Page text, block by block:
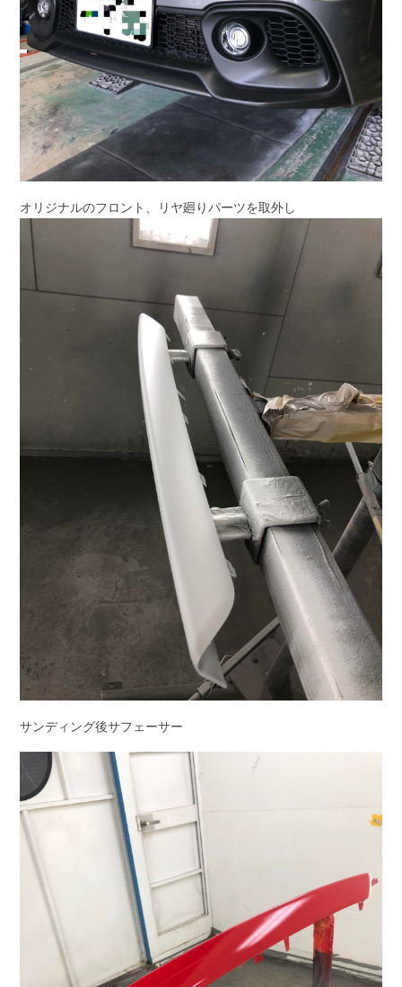
オリジナルのフロント、リヤ廻りパーツを取外し
サンディング後サフェーサー